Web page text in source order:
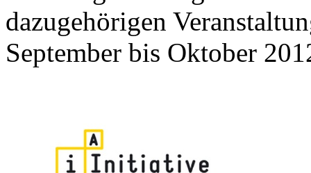
dazugehörigen
September bis Oktober